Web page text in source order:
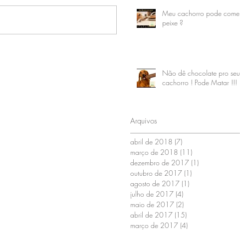
Meu cachorro pode comer
peixe ?
Não dê chocolate pro seu
cachorro ! Pode Matar !!!
Arquivos
abril de 2018 (7)
março de 2018 (11)
dezembro de 2017 (1)
outubro de 2017 (1)
agosto de 2017 (1)
julho de 2017 (4)
maio de 2017 (2)
abril de 2017 (15)
março de 2017 (4)